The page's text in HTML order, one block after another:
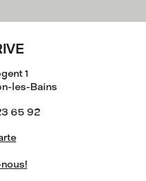
1
les-Bains
65 92